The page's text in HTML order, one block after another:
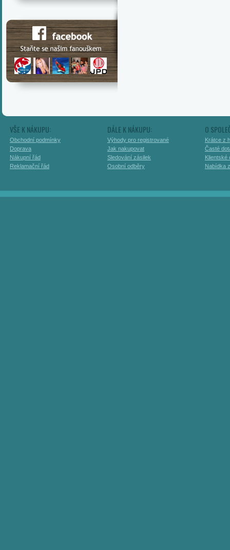
VŠE K NÁKUPU:
Obchodní podmínky
Doprava
Nákupní řád
Reklamační řád
DÁLE K NÁKUPU:
Výhody pro registrované
Jak nakupovat
Sledování zásilek
Osobní odběry
O
Krátce z
Časté
Klientské
Nabídka